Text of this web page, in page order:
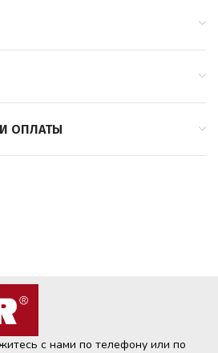
ОПЛАТЫ
с нами по телефону или по